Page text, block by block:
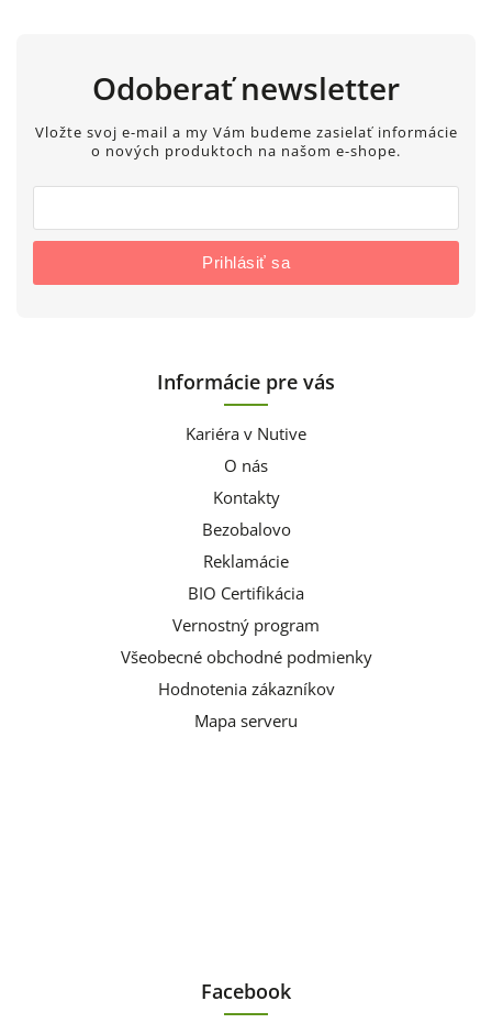
Odoberať newsletter
Vložte svoj e-mail a my Vám budeme zasielať informácie
o nových produktoch na našom e-shope.
Prihlásiť sa
Informácie pre vás
Kariéra v Nutive
O nás
Kontakty
Bezobalovo
Reklamácie
BIO Certifikácia
Vernostný program
Všeobecné obchodné podmienky
Hodnotenia zákazníkov
Mapa serveru
Facebook